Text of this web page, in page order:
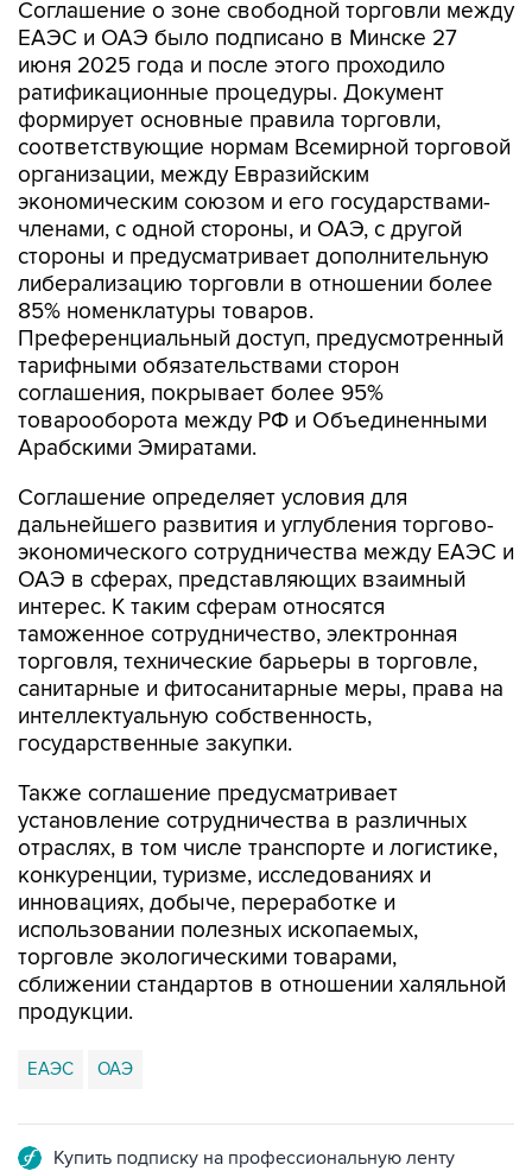
Соглашение о зоне свободной торговли между
ЕАЭС и ОАЭ было подписано в Минске 27
июня 2025 года и после этого проходило
ратификационные процедуры. Документ
формирует основные правила торговли,
соответствующие нормам Всемирной торговой
организации, между Евразийским
экономическим союзом и его государствами-
членами, с одной стороны, и ОАЭ, с другой
стороны и предусматривает дополнительную
либерализацию торговли в отношении более
85% номенклатуры товаров.
Преференциальный доступ, предусмотренный
тарифными обязательствами сторон
соглашения, покрывает более 95%
товарооборота между РФ и Объединенными
Арабскими Эмиратами.
Соглашение определяет условия для
дальнейшего развития и углубления торгово-
экономического сотрудничества между ЕАЭС и
ОАЭ в сферах, представляющих взаимный
интерес. К таким сферам относятся
таможенное сотрудничество, электронная
торговля, технические барьеры в торговле,
санитарные и фитосанитарные меры, права на
интеллектуальную собственность,
государственные закупки.
Также соглашение предусматривает
установление сотрудничества в различных
отраслях, в том числе транспорте и логистике,
конкуренции, туризме, исследованиях и
инновациях, добыче, переработке и
использовании полезных ископаемых,
торговле экологическими товарами,
сближении стандартов в отношении халяльной
продукции.
ЕАЭС ОАЭ
Купить подписку на профессиональную ленту